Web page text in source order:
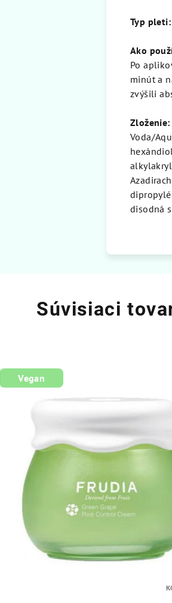
Typ pleti:
Ako
Po
minút a
zvýšili
Zloženie:
Voda/
disodná
Súvisiaci
Vegan